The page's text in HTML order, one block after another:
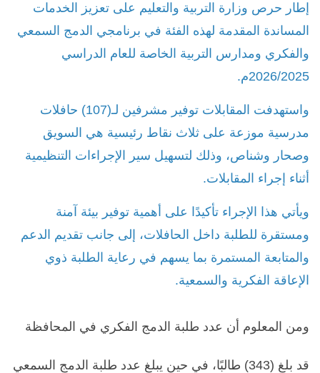
إطار حرص وزارة التربية والتعليم على تعزيز الخدمات
المساندة المقدمة لهذه الفئة في برنامجي الدمج السمعي
والفكري ومدارس التربية الخاصة للعام الدراسي
2026/2025م.
واستهدفت المقابلات توفير مشرفين لـ(107) حافلات
مدرسية موزعة على ثلاث نقاط رئيسية هي السويق
وصحار وشناص، وذلك لتسهيل سير الإجراءات التنظيمية
أثناء إجراء المقابلات.
ويأتي هذا الإجراء تأكيدًا على أهمية توفير بيئة آمنة
ومستقرة للطلبة داخل الحافلات، إلى جانب تقديم الدعم
والمتابعة المستمرة بما يسهم في رعاية الطلبة ذوي
الإعاقة الفكرية والسمعية.
ومن المعلوم أن عدد طلبة الدمج الفكري في المحافظة
قد بلغ (343) طالبًا، في حين يبلغ عدد طلبة الدمج السمعي